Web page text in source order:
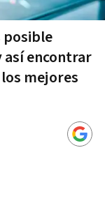
posible
así encontrar
mejores